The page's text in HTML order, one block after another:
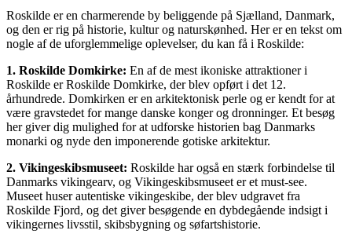
Roskilde er en charmerende by beliggende på Sjælland, Danmark,
og den er rig på historie, kultur og naturskønhed. Her er en tekst om
nogle af de uforglemmelige oplevelser, du kan få i Roskilde:
1. Roskilde Domkirke: En af de mest ikoniske attraktioner i
Roskilde er Roskilde Domkirke, der blev opført i det 12.
århundrede. Domkirken er en arkitektonisk perle og er kendt for at
være gravstedet for mange danske konger og dronninger. Et besøg
her giver dig mulighed for at udforske historien bag Danmarks
monarki og nyde den imponerende gotiske arkitektur.
2. Vikingeskibsmuseet: Roskilde har også en stærk forbindelse til
Danmarks vikingearv, og Vikingeskibsmuseet er et must-see.
Museet huser autentiske vikingeskibe, der blev udgravet fra
Roskilde Fjord, og det giver besøgende en dybdegående indsigt i
vikingernes livsstil, skibsbygning og søfartshistorie.